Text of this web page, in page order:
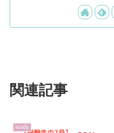
関連記事
study